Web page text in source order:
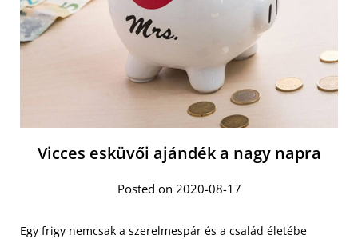
Vicces esküvői ajándék a nagy napra
Posted on 2020-08-17
Egy frigy nemcsak a szerelmespár és a család életébe